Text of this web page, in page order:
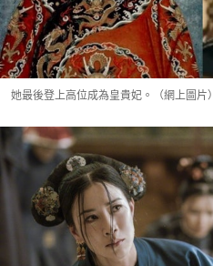
她最後登上高位成為皇貴妃。（網上圖片）